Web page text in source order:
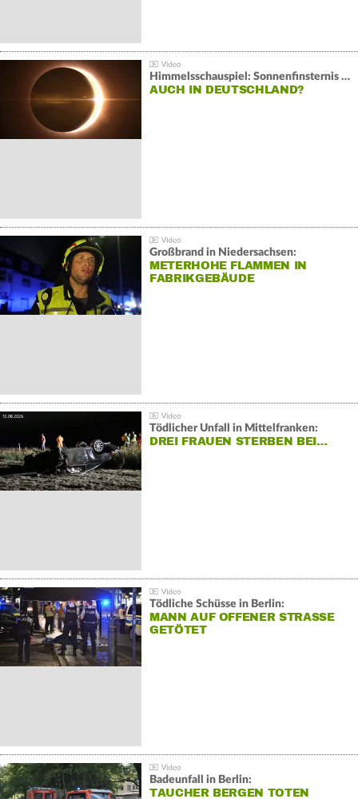
Himmelsschauspiel: Sonnenfinsternis über Spanien
AUCH IN DEUTSCHLAND?
Großbrand in Niedersachsen:
METERHOHE FLAMMEN IN
FABRIKGEBÄUDE
Tödlicher Unfall in Mittelfranken:
DREI FRAUEN STERBEN BEI…
Tödliche Schüsse in Berlin:
MANN AUF OFFENER STRASSE G
ETÖTET
Badeunfall in Berlin:
TAUCHER BERGEN TOTEN